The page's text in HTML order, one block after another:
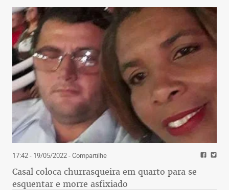
17:42 - 19/05/2022- Compartilhe
Casal coloca churrasqueira em quarto para se
esquentar e morre asfixiado